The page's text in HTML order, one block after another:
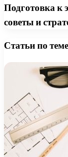
Подготовка к
советы и
Статьи по теме